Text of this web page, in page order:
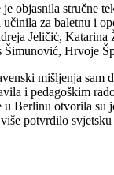
objasnila stručne
za baletnu i
Jeličić,
Hrvoje
mišljenja
i pedagoškim
Berlinu otvorila
potvrdilo